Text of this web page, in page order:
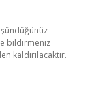
bildirmeniz
kaldırılacaktır.